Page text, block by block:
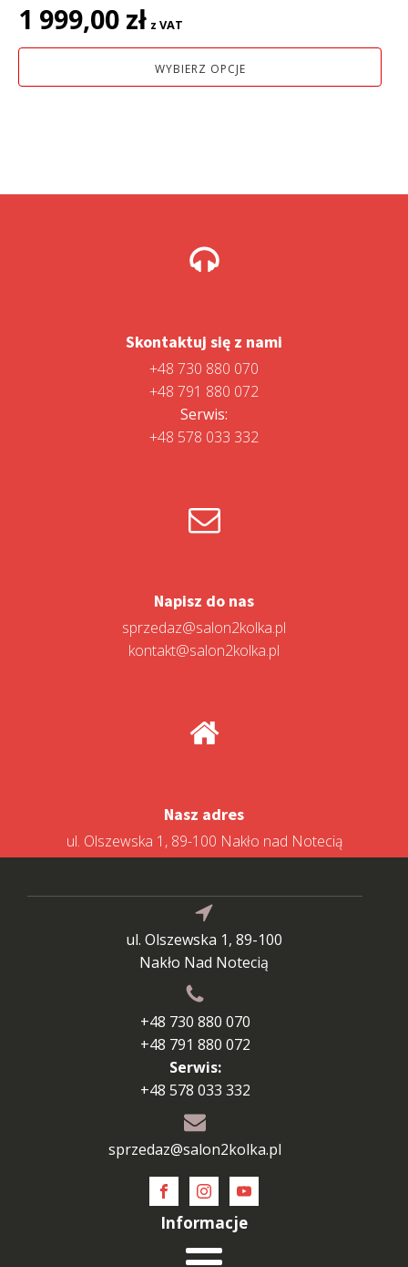
1 999,00 zł z VAT
WYBIERZ OPCJE
Skontaktuj się z nami
+48 730 880 070
+48 791 880 072
Serwis:
+48 578 033 332
Napisz do nas
sprzedaz@salon2kolka.pl
kontakt@salon2kolka.pl
Nasz adres
ul. Olszewska 1, 89-100 Nakło nad Notecią
ul. Olszewska 1, 89-100
Nakło Nad Notecią
+48 730 880 070
+48 791 880 072
Serwis:
+48 578 033 332
sprzedaz@salon2kolka.pl
Informacje